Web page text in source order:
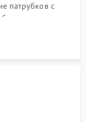
патрубков с
стыков
протечек воды.